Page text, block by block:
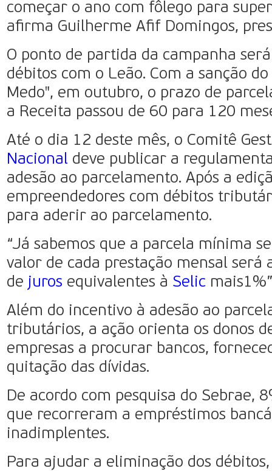
começar o ano com fôlego para
afirma Guilherme Afif Domingos,
O ponto de partida da campanha
débitos com o Leão. Com a sanção
Medo", em outubro, o prazo de
a Receita passou de 60 para 120
Até o dia 12 deste mês, o Comitê
Nacional deve publicar a
adesão ao parcelamento. Após a
empreendedores com débitos
para aderir ao parcelamento.
“Já sabemos que a parcela mínima
valor de cada prestação mensal será
de juros equivalentes à Selic
Além do incentivo à adesão ao
tributários, a ação orienta os donos
empresas a procurar bancos,
quitação das dívidas.
De acordo com pesquisa do Sebrae,
que recorreram a empréstimos
inadimplentes.
Para ajudar a eliminação dos